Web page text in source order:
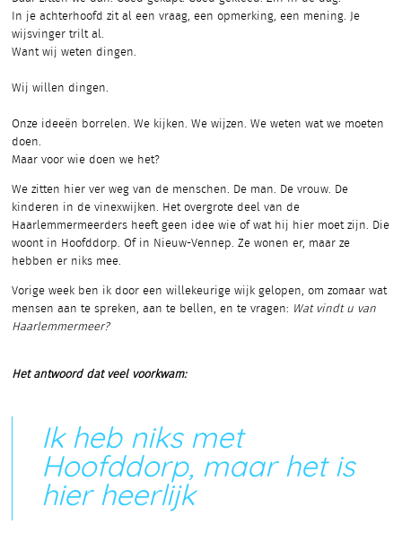
In je achterhoofd zit al een vraag, een opmerking, een mening. Je
wijsvinger trilt al.
Want wij weten dingen.
Wij willen dingen.
Onze ideeën borrelen. We kijken. We wijzen. We weten wat we moeten
doen.
Maar voor wie doen we het?
We zitten hier ver weg van de menschen. De man. De vrouw. De
kinderen in de vinexwijken. Het overgrote deel van de
Haarlemmermeerders heeft geen idee wie of wat hij hier moet zijn. Die
woont in Hoofddorp. Of in Nieuw-Vennep. Ze wonen er, maar ze
hebben er niks mee.
Vorige week ben ik door een willekeurige wijk gelopen, om zomaar wat
mensen aan te spreken, aan te bellen, en te vragen: Wat vindt u van
Haarlemmermeer?
Het antwoord dat veel voorkwam:
Ik heb niks met
Hoofddorp, maar het is
hier heerlijk